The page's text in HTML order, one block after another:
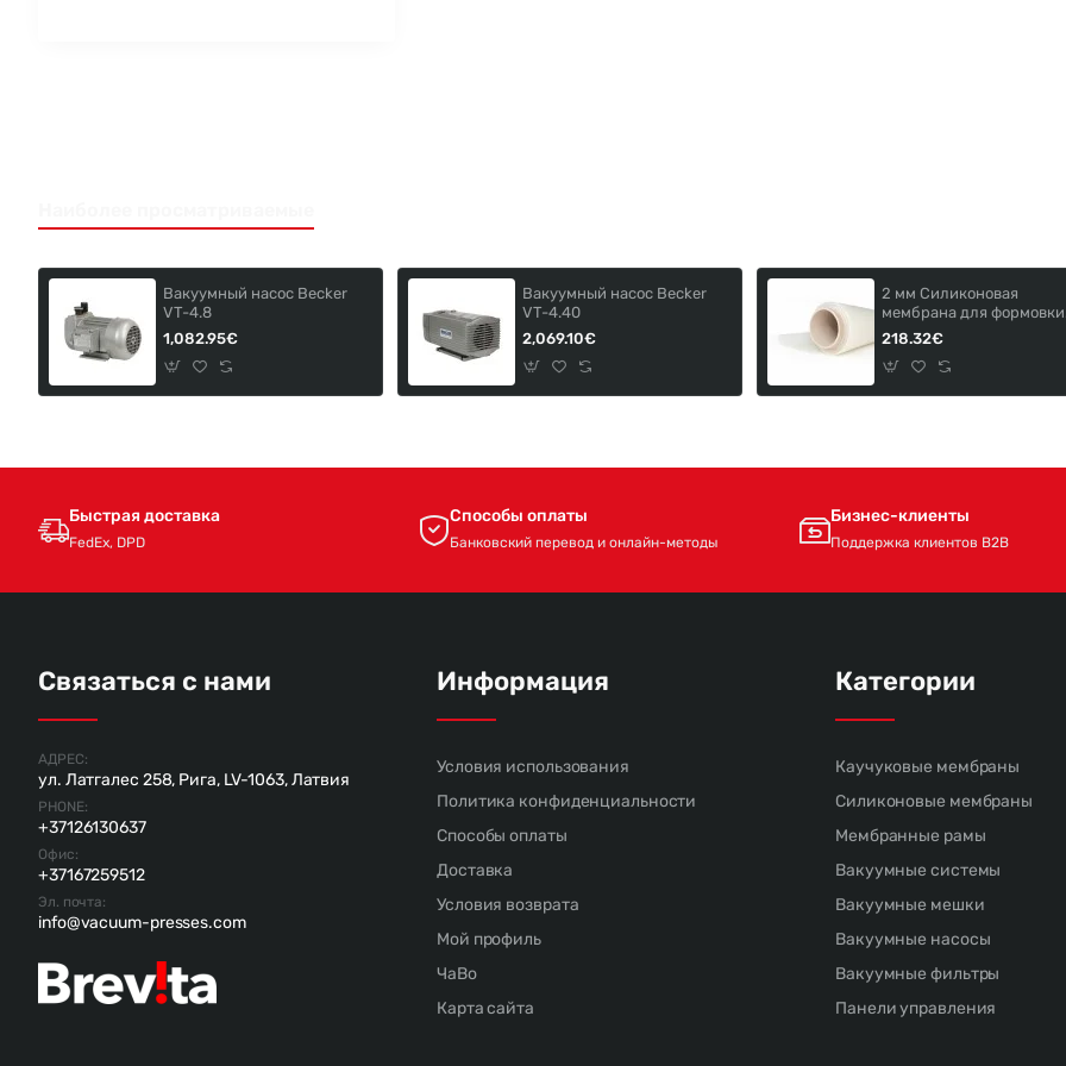
Вакуумный насос Becker
VT-4.8
1,082.95€
Вакуумный насос Becker
VT-4.40
2,069.10€
2 мм Силиконовая
мембрана для формовки
искусственного камня
218.32€
Быстрая доставка
FedEx, DPD
Способы оплаты
Банковский перевод и онлайн-методы
Бизнес-клиенты
Поддержка клиентов B2B
Связаться с нами
АДРЕС:
ул. Латгалес 258, Рига, LV-1063, Латвия
PHONE:
+37126130637
Офис:
+37167259512
Эл. почта:
info@vacuum-presses.com
Информация
Условия использования
Политика конфиденциальности
Способы оплаты
Доставка
Условия возврата
Мой профиль
ЧаВо
Карта сайта
Категории
Каучуковые мембраны
Силиконовые мембраны
Мембранные рамы
Вакуумные системы
Вакуумные мешки
Вакуумные насосы
Вакуумные фильтры
Панели управления